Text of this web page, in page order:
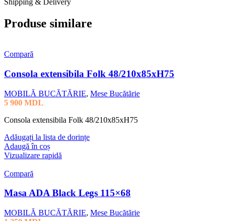
Shipping & Delivery
Produse similare
Compară
Consola extensibila Folk 48/210x85xH75
MOBILĂ BUCĂTĂRIE, Mese Bucătărie
5 900 MDL
Consola extensibila Folk 48/210x85xH75
Adăugați la lista de dorințe
Adaugă în coș
Vizualizare rapidă
Compară
Masa ADA Black Legs 115×68
MOBILĂ BUCĂTĂRIE, Mese Bucătărie